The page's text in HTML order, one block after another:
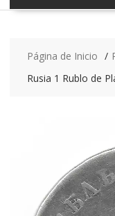
Página de Inicio
Rusia 1 Rublo de